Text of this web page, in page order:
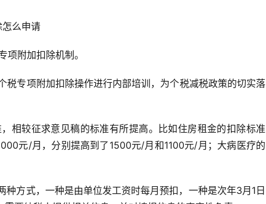
么申请
附加扣除机制。
税专项附加扣除操作进行内部培训，为个税减税政策的切实落
相较征求意见稿的标准有所提高。比如住房租金的扣除标准
元/月，分别提高到了1500元/月和1100元/月；大病医疗的
方式，一种是由单位发工资时每月预扣，一种是次年3月1日